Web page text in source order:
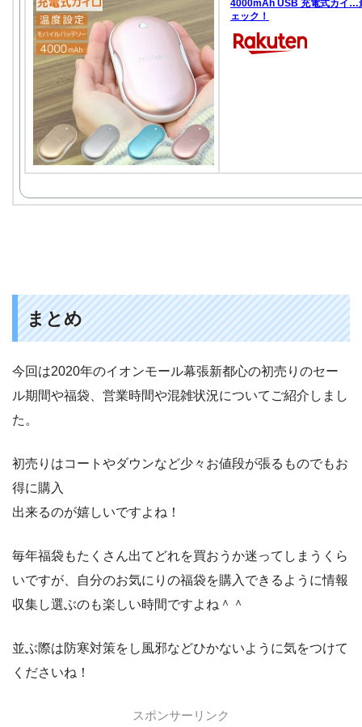
4000mAh USB 充電式カイ…
ェック！
まとめ
今回は2020年のイオンモール幕張新都心の初売りのセー
ル期間や福袋、営業時間や混雑状況についてご紹介しまし
た。
初売りはコートやダウンなど少々お値段が張るものでもお
得に購入
出来るのが嬉しいですよね！
毎年福袋もたくさん出てどれを買おうか迷ってしまうくら
いですが、自分のお気にりの福袋を購入できるように情報
収集し選ぶのも楽しい時間ですよね＾＾
並ぶ際は防寒対策をし風邪などひかないように気をつけて
くださいね！
スポンサーリンク